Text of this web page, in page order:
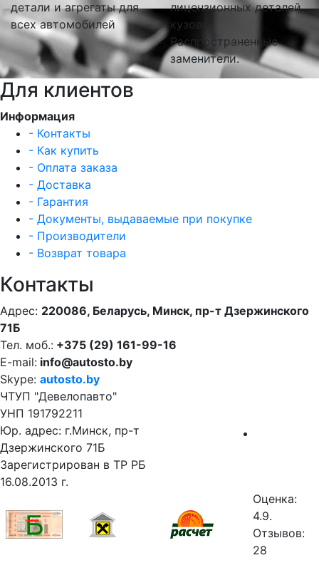
детали и агрегаты для
всех автомобилей
лицензионных деталей
кузова.
Распространенные
заменители.
Для клиентов
Информация
- Контакты
- Как купить
- Оплата заказа
- Доставка
- Гарантия
- Документы, выдаваемые при покупке
- Производители
- Возврат товара
Контакты
Адрес: 220086, Беларусь, Минск, пр-т Дзержинского
71Б
Тел. моб.: +375 (29) 161-99-16
E-mail: info@autosto.by
Skype: autosto.by
ЧТУП "Девелопавто"
УНП 191792211
Юр. адрес: г.Минск, пр-т
Дзержинского 71Б
Зарегистрирован в ТР РБ
16.08.2013 г.
Оценка:
4.9.
Отзывов:
28